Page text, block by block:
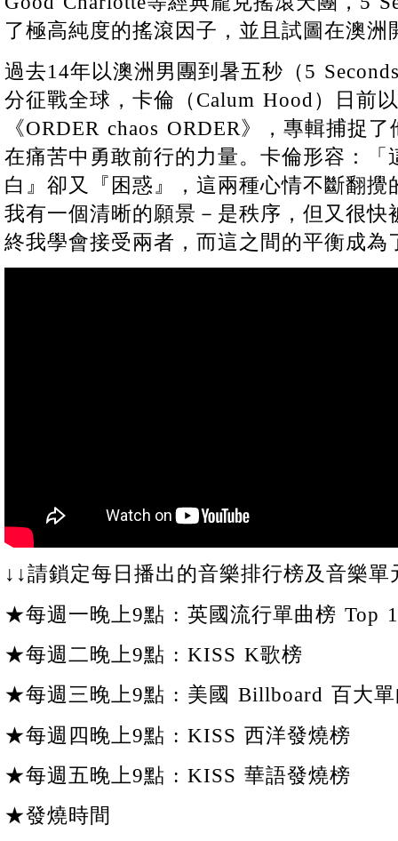
了極高純度的搖滾因子，並且試圖在澳
過去14年以澳洲男團到暑五秒（5
分征戰全球，卡倫（Calum Hood）日前
《ORDER chaos ORDER》，專輯捕捉
在痛苦中勇敢前行的力量。卡倫形容：「
白』卻又『困惑』，這兩種心情不斷翻
我有一個清晰的願景－是秩序，但又很快
終我學會接受兩者，而這之間的平衡成為
↓↓請鎖定每日播出的音樂排行榜及音樂單
★每週一晚上9點 : 英國流行單曲榜 Top
★每週二晚上9點 : KISS K歌榜
★每週三晚上9點 : 美國 Billboard 百大
★每週四晚上9點 : KISS 西洋發燒榜
★每週五晚上9點 : KISS 華語發燒榜
★發燒時間